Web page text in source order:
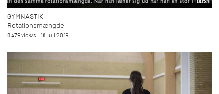
00:31
GYMNASTIK
Rotationsmængde
3.479 views 18. juli 2019